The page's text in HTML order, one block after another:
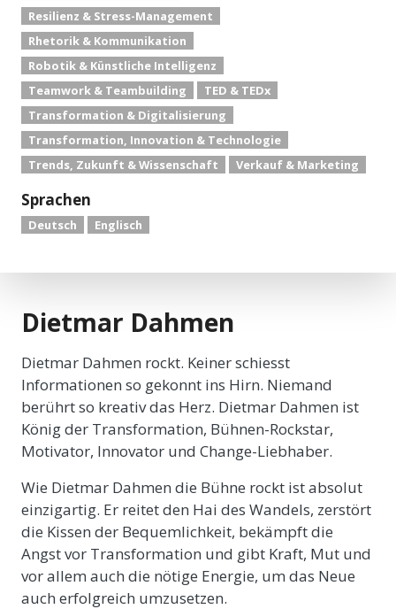
Resilienz & Stress-Management
Rhetorik & Kommunikation
Robotik & Künstliche Intelligenz
Teamwork & Teambuilding
TED & TEDx
Transformation & Digitalisierung
Transformation, Innovation & Technologie
Trends, Zukunft & Wissenschaft
Verkauf & Marketing
Sprachen
Deutsch Englisch
Dietmar Dahmen
Dietmar Dahmen rockt. Keiner schiesst
Informationen so gekonnt ins Hirn. Niemand
berührt so kreativ das Herz. Dietmar Dahmen ist
König der Transformation, Bühnen-Rockstar,
Motivator, Innovator und Change-Liebhaber.
Wie Dietmar Dahmen die Bühne rockt ist absolut
einzigartig. Er reitet den Hai des Wandels, zerstört
die Kissen der Bequemlichkeit, bekämpft die
Angst vor Transformation und gibt Kraft, Mut und
vor allem auch die nötige Energie, um das Neue
auch erfolgreich umzusetzen.